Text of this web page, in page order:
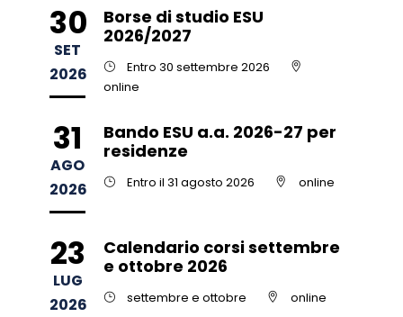
30
SET
2026
Borse di studio ESU
2026/2027
Entro 30 settembre 2026
online
31
AGO
2026
Bando ESU a.a. 2026-27 per
residenze
Entro il 31 agosto 2026 online
23
LUG
2026
Calendario corsi settembre
e ottobre 2026
settembre e ottobre online